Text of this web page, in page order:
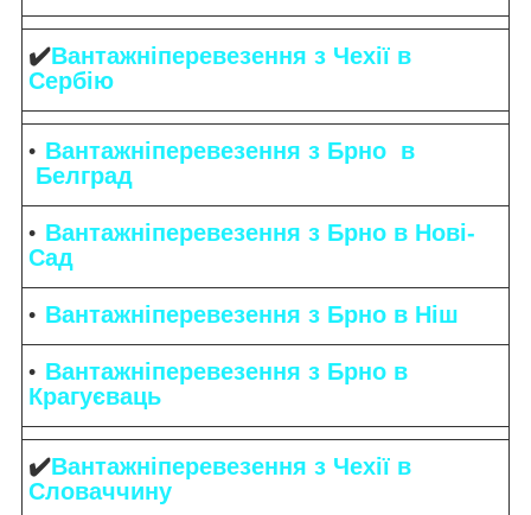
✔️Вантажніперевезення з Чехії в
Сербію
Вантажніперевезення з Брно в
Белград
Вантажніперевезення з Брно в Нові-
Сад
Вантажніперевезення з Брно в Ніш
Вантажніперевезення з Брно в
Крагуєваць
✔️Вантажніперевезення з Чехії в
Словаччину